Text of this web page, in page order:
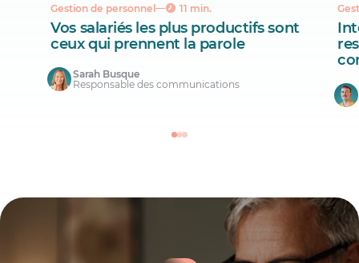
Gestion de personnel 11 min.
Vos salariés les plus productifs sont
ceux qui prennent la parole
Sarah Busque
Responsable des communications